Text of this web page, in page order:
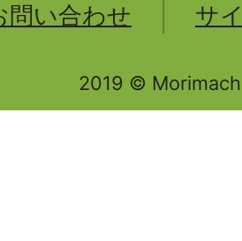
問い合わせ サ
2019 ©